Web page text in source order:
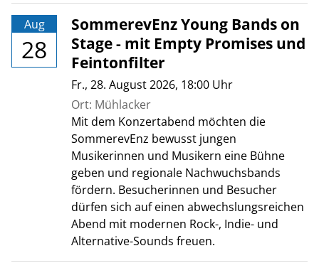
Aug
28
SommerevEnz Young Bands on
Stage - mit Empty Promises und
Feintonfilter
Fr., 28. August 2026, 18:00 Uhr
Ort: Mühlacker
Mit dem Konzertabend möchten die
SommerevEnz bewusst jungen
Musikerinnen und Musikern eine Bühne
geben und regionale Nachwuchsbands
fördern. Besucherinnen und Besucher
dürfen sich auf einen abwechslungsreichen
Abend mit modernen Rock-, Indie- und
Alternative-Sounds freuen.